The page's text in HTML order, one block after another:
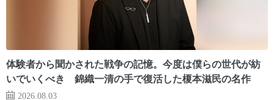
体験者から聞かされた戦争の記憶。今度は僕らの世代が紡
いでいくべき 錦織一清の手で復活した榎本滋民の名作
2026.08.03